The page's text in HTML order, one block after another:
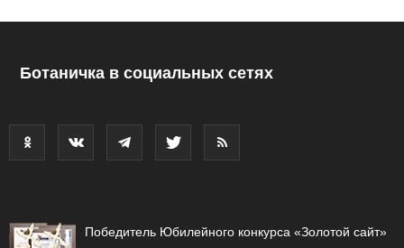
Ботаничка в социальных сетях
Победитель Юбилейного конкурса «Золотой сайт»